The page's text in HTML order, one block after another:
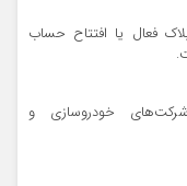
فعال یا افتتاح حساب
خودروسازی و